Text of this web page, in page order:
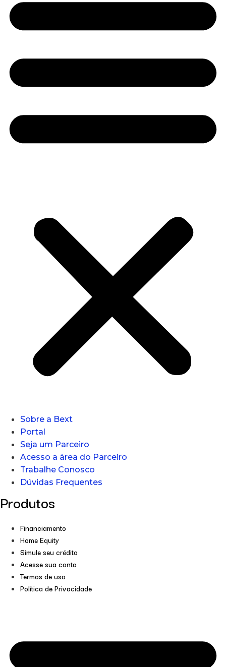
Sobre a Bext
Portal
Seja um Parceiro
Acesso a área do Parceiro
Trabalhe Conosco
Dúvidas Frequentes
Produtos
Financiamento
Home Equity
Simule seu crédito
Acesse sua conta
Termos de uso
Política de Privacidade